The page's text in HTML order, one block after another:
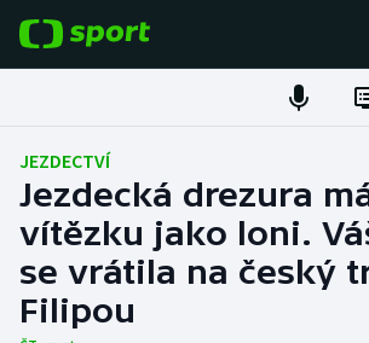
Fotbal
Hokej
Tenis
Atletika
JEZDECTVÍ
Jezdecká drezura
vítězku jako loni.
se vrátila na český
Filipou